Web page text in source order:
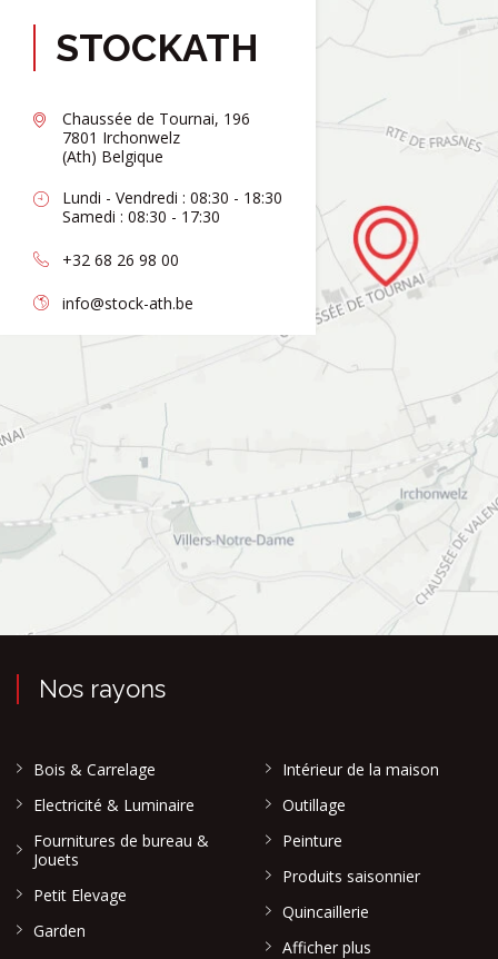
STOCKATH
Chaussée de Tournai, 196
7801 Irchonwelz
(Ath) Belgique
Lundi - Vendredi : 08:30 - 18:30
Samedi : 08:30 - 17:30
+32 68 26 98 00
info@stock-ath.be
Nos rayons
Bois & Carrelage
Electricité & Luminaire
Fournitures de bureau &
Jouets
Petit Elevage
Garden
Intérieur de la maison
Outillage
Peinture
Produits saisonnier
Quincaillerie
Afficher plus